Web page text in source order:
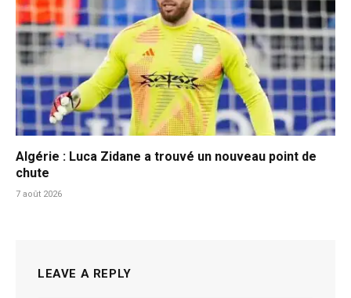
Algérie : Luca Zidane a trouvé un nouveau point de
chute
7 août 2026
LEAVE A REPLY